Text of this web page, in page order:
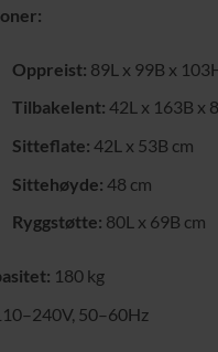
Oppreist: 89L x 99B x
Tilbakelent: 42L x 163B x
Sitteflate: 42L x 53B cm
Sittehøyde: 48 cm
Ryggstøtte: 80L x 69B cm
180 kg
50–60Hz